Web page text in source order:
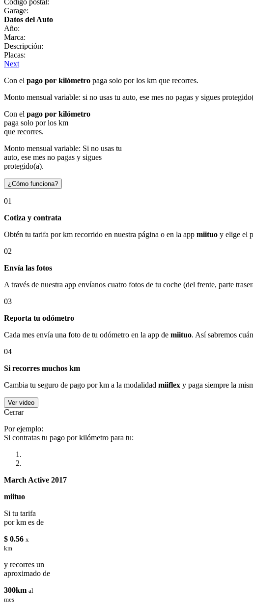
Garage:
Datos del Auto
Año:
Marca:
Descripción:
Placas:
Next
Con el pago por kilómetro paga solo por los km que recorres.
Monto mensual variable: si no usas tu auto, ese mes no pagas y sigues
Con el pago por kilómetro
paga solo por los km
que recorres.
Monto mensual variable: Si no usas tu
auto, ese mes no pagas y sigues
protegido(a).
¿Cómo funciona?
01
Cotiza y contrata
Obtén tu tarifa por km recorrido en nuestra página o en la app miituo y elige el
02
Envía las fotos
A través de nuestra app envíanos cuatro fotos de tu coche (del frente, parte
03
Reporta tu odómetro
Cada mes envía una foto de tu odómetro en la app de miituo. Así sabremos
04
Si recorres muchos km
Cambia tu seguro de pago por km a la modalidad miiflex y paga siempre la
Ver video
Cerrar
Por ejemplo:
Si contratas tu pago por kilómetro para tu:
March Active 2017
miituo
Si tu tarifa
por km es de
$ 0.56 x
km
y recorres un
aproximado de
300km al
mes